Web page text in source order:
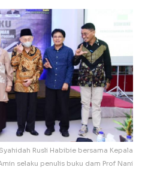
Rusli Habibie bersama Kepala
selaku penulis buku dam Prof Nani